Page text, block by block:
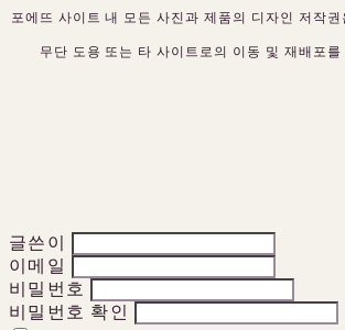
포에뜨 사이트 내 모든 사진과 제품의 디자인 저작
무단 도용 또는 타 사이트로의 이동 및 재배포를
글쓴이
이메일
비밀번호
비밀번호 확인